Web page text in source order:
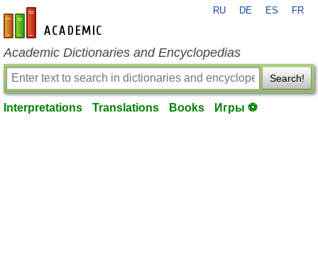
en-academic.com
RU DE ES FR
Academic Dictionaries and Encyclopedias
Search!
Interpretations Translations Books Игры ⚽